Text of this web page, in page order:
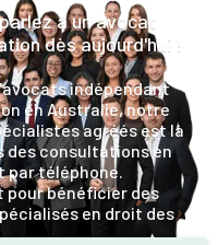
à un avocat
dès aujourd'hui !
indépendant
en Australie, notre
agréés est là
des consultations en
par téléphone.
bénéficier des
en droit des